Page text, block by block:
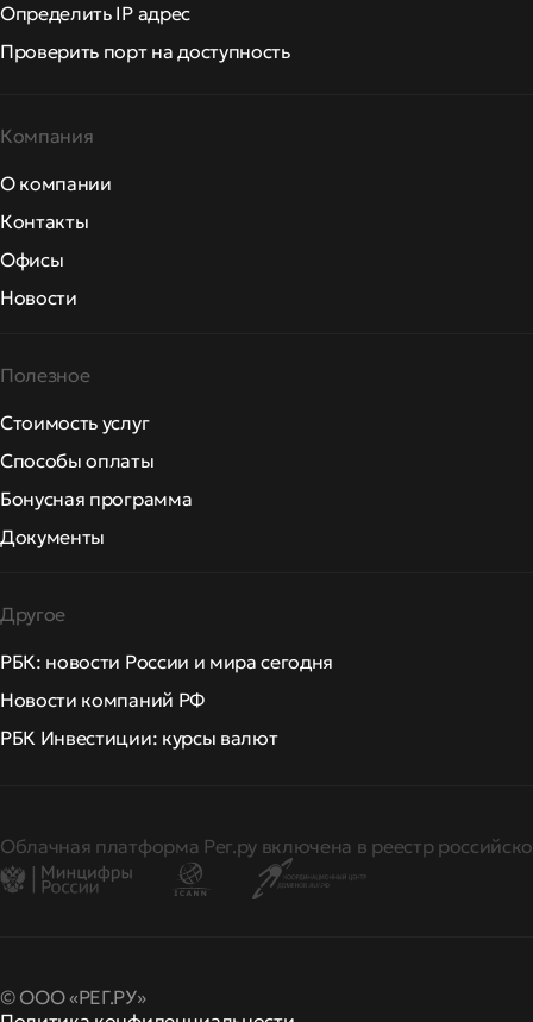
Определить IP адрес
Проверить порт на доступность
Компания
О компании
Контакты
Офисы
Новости
Полезное
Стоимость услуг
Способы оплаты
Бонусная программа
Документы
Другое
РБК: новости России и мира сегодня
Новости компаний РФ
РБК Инвестиции: курсы валют
Облачная платформа Рег.ру включена в реестр
© ООО «РЕГ.РУ»